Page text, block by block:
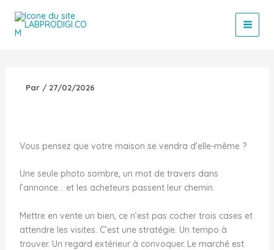
contenu
Par / 27/02/2026
Vous pensez que votre maison se vendra d’elle-même ?
Une seule photo sombre, un mot de travers dans
l’annonce… et les acheteurs passent leur chemin.
Mettre en vente un bien, ce n’est pas cocher trois cases et
attendre les visites. C’est une stratégie. Un tempo à
trouver. Un regard extérieur à convoquer. Le marché est